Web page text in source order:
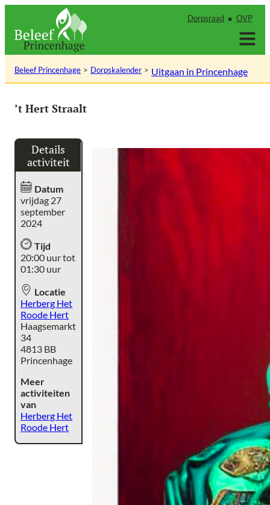
inhoud
Dorpsraad OVP
Beleef Princenhage Dorpskalender Uitgaan in Princenhage
’t Hert Straalt
Details
activiteit
Datum
vrijdag 27
september
2024
Tijd
20:00 uur tot
01:30 uur
Locatie
Herberg Het
Roode Hert
Haagsemarkt
34
4813 BB
Princenhage
Meer
activiteiten
van
Herberg Het
Roode Hert